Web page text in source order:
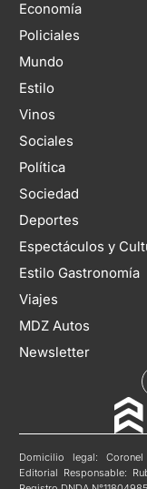
Economía
Policiales
Mundo
Estilo
Vinos
Sociales
Política
Sociedad
Deportes
Espectáculos y
Estilo Gastronomía
Viajes
MDZ Autos
Newsletter
Domicilio legal:
Editorial Responsable: